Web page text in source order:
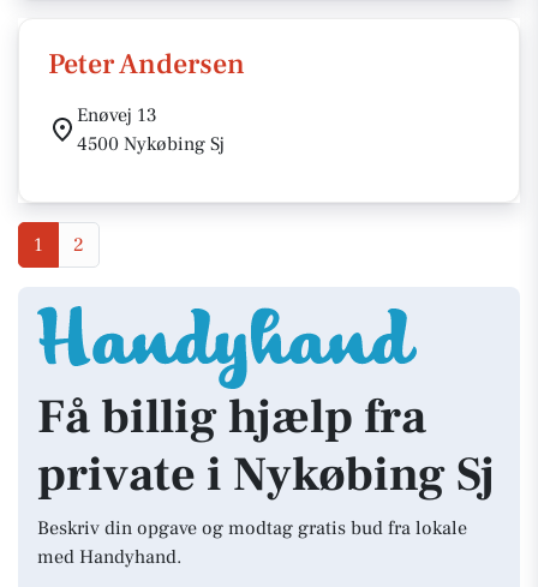
Peter Andersen
Enøvej 13
4500 Nykøbing Sj
1 2
Få billig hjælp fra
private i Nykøbing Sj
Beskriv din opgave og modtag gratis bud fra lokale
med Handyhand.